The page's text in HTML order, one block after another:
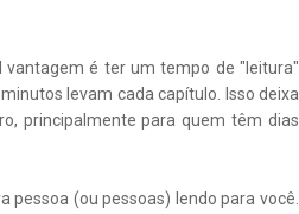
é ter um tempo de "leitura"
levam cada capítulo. Isso deixa
principalmente para quem têm dias
(ou pessoas) lendo para você.